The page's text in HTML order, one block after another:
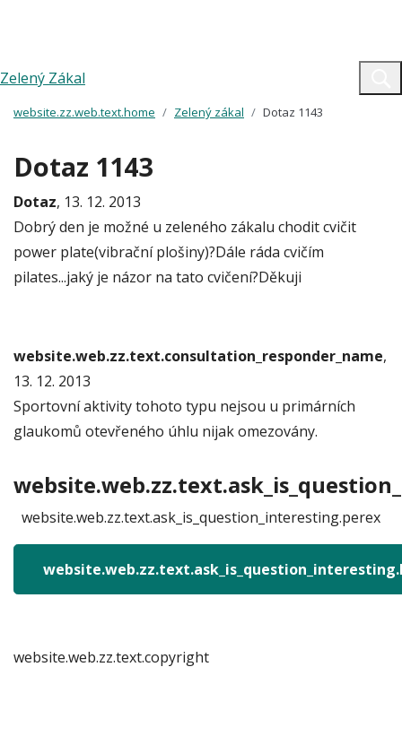
Zelený Zákal
website.zz.web.text.home Zelený zákal Dotaz 1143
Dotaz 1143
Dotaz, 13. 12. 2013
Dobrý den je možné u zeleného zákalu chodit cvičit
power plate(vibrační plošiny)?Dále ráda cvičím
pilates...jaký je názor na tato cvičení?Děkuji
website.web.zz.text.consultation_responder_name,
13. 12. 2013
Sportovní aktivity tohoto typu nejsou u primárních
glaukomů otevřeného úhlu nijak omezovány.
website.web.zz.text.ask_is_question_interesting.perex
website.web.zz.text.copyright